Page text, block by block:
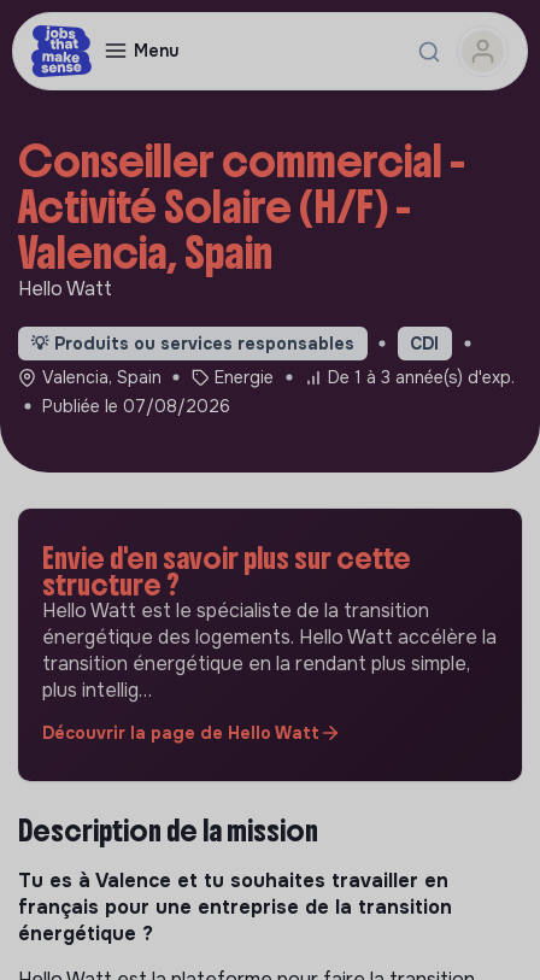
Menu
Conseiller commercial -
Activité Solaire (H/F) -
Valencia, Spain
Hello Watt
💡 Produits ou services responsables
CDI
Valencia, Spain
Energie
De 1 à 3 année(s) d'exp.
Publiée le 07/08/2026
Envie d'en savoir plus sur cette
structure ?
Hello Watt est le spécialiste de la transition
énergétique des logements. Hello Watt accélère la
transition énergétique en la rendant plus simple,
plus intellig…
Découvrir la page de Hello Watt
Description de la mission
Tu es à Valence et tu souhaites travailler en
français pour une entreprise de la transition
énergétique ?